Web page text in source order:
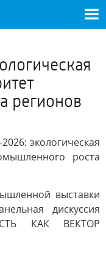
регионов
экологическая
роста
выставки
дискуссия
КАК ВЕКТОР